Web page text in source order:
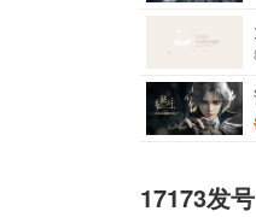
17173发号